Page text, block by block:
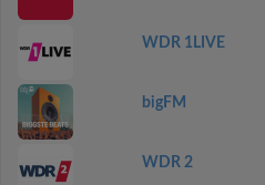
WDR 1LIVE
bigFM
WDR 2